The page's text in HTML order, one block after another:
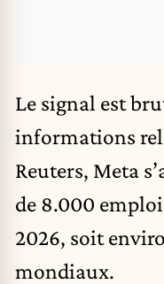
Le signal est
informations
Reuters, Meta
de 8.000
2026, soit
mondiaux.